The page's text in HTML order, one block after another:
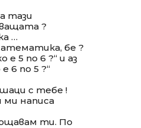
тази
?
…
бе ?
е 5 по 6 ?“ и аз
6 по 5 ?“
с тебе !
ми написа
ти. По